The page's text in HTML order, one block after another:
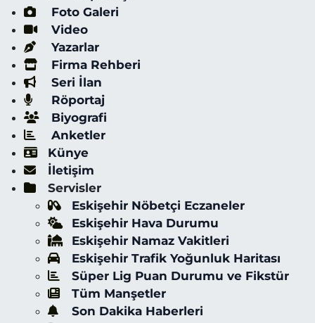
Foto Galeri
Video
Yazarlar
Firma Rehberi
Seri İlan
Röportaj
Biyografi
Anketler
Künye
İletişim
Servisler
Eskişehir Nöbetçi Eczaneler
Eskişehir Hava Durumu
Eskişehir Namaz Vakitleri
Eskişehir Trafik Yoğunluk Haritası
Süper Lig Puan Durumu ve Fikstür
Tüm Manşetler
Son Dakika Haberleri